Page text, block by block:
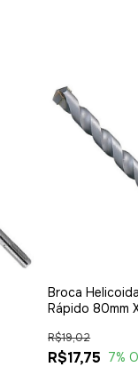
Broca
Rápido 80mm
R$17,75
R$19,02
7%